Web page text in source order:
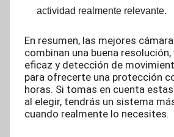
actividad realmente relevante.
En resumen, las mejores
combinan una buena
eficaz y detección de
para ofrecerte una protección
horas. Si tomas en cuenta
al elegir, tendrás un sistema
cuando realmente lo necesites.